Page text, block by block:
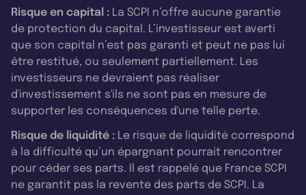
Risque en capital : La SCPI n’offre aucune garantie
de protection du capital. L’investisseur est averti
que son capital n’est pas garanti et peut ne pas lui
être restitué, ou seulement partiellement. Les
investisseurs ne devraient pas réaliser
d'investissement s'ils ne sont pas en mesure de
supporter les conséquences d'une telle perte.
Risque de liquidité : Le risque de liquidité correspond
à la difficulté qu’un épargnant pourrait rencontrer
pour céder ses parts. Il est rappelé que France SCPI
ne garantit pas la revente des parts de SCPI. La